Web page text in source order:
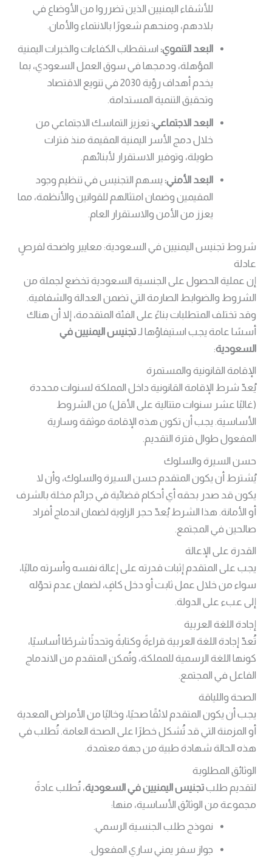
للأشقاء اليمنيين الذين تضرروا من الأوضاع في
بلادهم، ومنحهم شعورًا بالانتماء والأمان.
البعد التنموي: استقطاب الكفاءات والخبرات اليمنية
المؤهلة، ودمجها في سوق العمل السعودي، بما
يخدم أهداف رؤية 2030 في تنويع الاقتصاد
وتحقيق التنمية المستدامة.
البعد الاجتماعي: تعزيز التماسك الاجتماعي من
خلال دمج الأسر اليمنية المقيمة منذ فترات
طويلة، وتوفير الاستقرار لأبنائهم.
البعد الأمني: يسهم التجنيس في تنظيم وجود
المقيمين وضمان امتثالهم للقوانين والأنظمة، مما
يعزز من الأمن والاستقرار العام.
شروط تجنيس اليمنيين في السعودية: معايير واضحة لفرصٍ
عادلة
إن عملية الحصول على الجنسية السعودية تخضع لجملة من
الشروط والضوابط الصارمة التي تضمن العدالة والشفافية.
وقد تختلف المتطلبات بناءً على الفئة المتقدمة، إلا أن هناك
أسسًا عامة يجب استيفاؤها لـتجنيس اليمنيين في
السعودية:
الإقامة القانونية والمستمرة
يُعدّ شرط الإقامة القانونية داخل المملكة لسنوات محددة
(غالبًا عشر سنوات متتالية على الأقل) من الشروط
الأساسية. يجب أن تكون هذه الإقامة موثقة وسارية
المفعول طوال فترة التقديم.
حسن السيرة والسلوك
يُشترط أن يكون المتقدم حسن السيرة والسلوك، وأن لا
يكون قد صدر بحقه أي أحكام قضائية في جرائم مخلة بالشرف
أو الأمانة. هذا الشرط يُعدّ حجر الزاوية لضمان اندماج أفراد
صالحين في المجتمع.
القدرة على الإعالة
يجب على المتقدم إثبات قدرته على إعالة نفسه وأسرته ماليًا،
سواء من خلال عمل ثابت أو دخل كافٍ، لضمان عدم تحوّله
إلى عبء على الدولة.
إجادة اللغة العربية
تُعدّ إجادة اللغة العربية قراءةً وكتابةً وتحدثًا شرطًا أساسيًا،
كونها اللغة الرسمية للمملكة، وتُمكن المتقدم من الاندماج
الفاعل في المجتمع.
الصحة واللياقة
يجب أن يكون المتقدم لائقًا صحيًا، وخاليًا من الأمراض المعدية
أو المزمنة التي قد تُشكل خطرًا على الصحة العامة. تُطلب في
هذه الحالة شهادة طبية من جهة معتمدة.
الوثائق المطلوبة
لتقديم طلبتجنيس اليمنيين في السعودية، تُطلب عادةً
مجموعة من الوثائق الأساسية، منها:
نموذج طلب الجنسية الرسمي.
جواز سفر يمني ساري المفعول.